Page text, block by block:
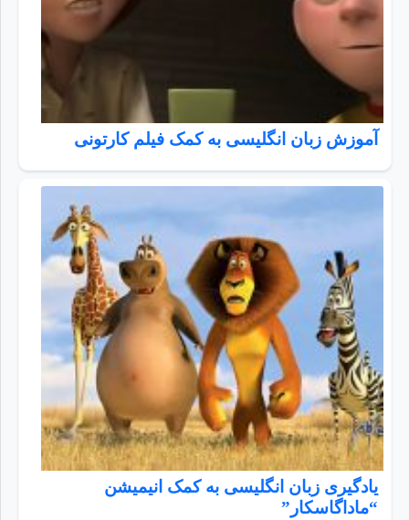
آموزش زبان انگلیسی به کمک فیلم کارتونی
یادگیری زبان انگلیسی به کمک انیمیشن
“ماداگاسکار”